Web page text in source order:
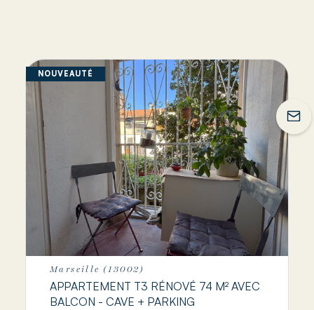
NOUVEAUTÉ
Marseille (13002)
APPARTEMENT T3 RÉNOVÉ 74 M² AVEC
BALCON - CAVE + PARKING